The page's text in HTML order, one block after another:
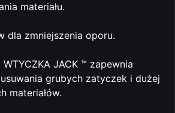
materiału.
dla zmniejszenia oporu.
JACK ™ zapewnia
grubych zatyczek i dużej
materiałów.